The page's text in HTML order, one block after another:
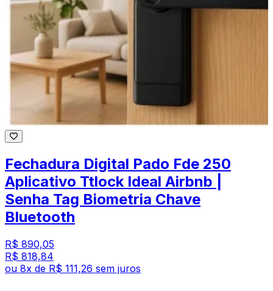
Fechadura Digital Pado Fde 250
Aplicativo Ttlock Ideal Airbnb |
Senha Tag Biometria Chave
Bluetooth
R$ 890,05
R$ 818,84
ou 8x de R$ 111,26 sem juros